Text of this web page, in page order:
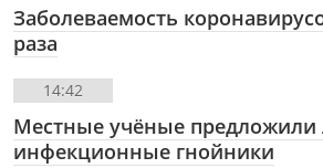
Заболеваемость
раза
14:42
Местные учёные предложили
инфекционные гнойники